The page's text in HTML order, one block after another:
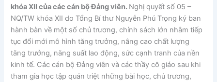
khóa XII của các cán bộ Đảng viên. Nghị quyết số 05 –
NQ/TW khóa XII do Tổng Bí thư Nguyễn Phú Trọng ký ban
hành bàn về một số chủ trương, chính sách lớn nhằm tiếp
tục đổi mới mô hình tăng trưởng, nâng cao chất lượng
tăng trưởng, năng suất lao động, sức cạnh tranh của nền
kinh tế. Các cán bộ Đảng viên và các thầy cô giáo sau khi
tham gia học tập quán triệt những bài học, chủ trương,